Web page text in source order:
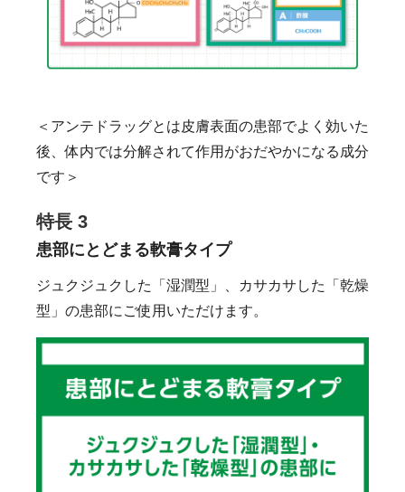
＜アンテドラッグとは皮膚表面の患部でよく効いた
後、体内では分解されて作用がおだやかになる成分
です＞
特長 3
患部にとどまる軟膏タイプ
ジュクジュクした「湿潤型」、カサカサした「乾燥
型」の患部にご使用いただけます。